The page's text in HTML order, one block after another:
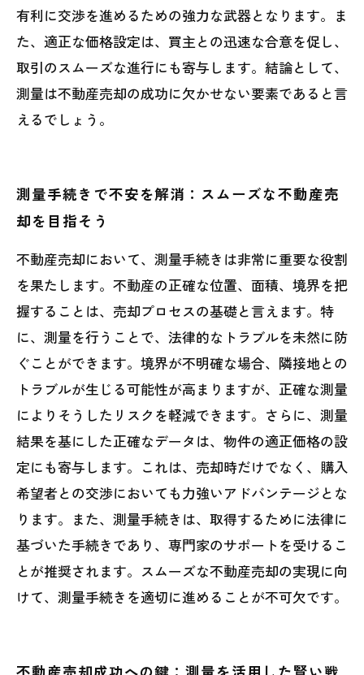
有利に交渉を進めるための強力な武器となります。ま
た、適正な価格設定は、買主との迅速な合意を促し、
取引のスムーズな進行にも寄与します。結論として、
測量は不動産売却の成功に欠かせない要素であると言
えるでしょう。
測量手続きで不安を解消：スムーズな不動産売
却を目指そう
不動産売却において、測量手続きは非常に重要な役割
を果たします。不動産の正確な位置、面積、境界を把
握することは、売却プロセスの基礎と言えます。特
に、測量を行うことで、法律的なトラブルを未然に防
ぐことができます。境界が不明確な場合、隣接地との
トラブルが生じる可能性が高まりますが、正確な測量
によりそうしたリスクを軽減できます。さらに、測量
結果を基にした正確なデータは、物件の適正価格の設
定にも寄与します。これは、売却時だけでなく、購入
希望者との交渉においても力強いアドバンテージとな
ります。また、測量手続きは、取得するために法律に
基づいた手続きであり、専門家のサポートを受けるこ
とが推奨されます。スムーズな不動産売却の実現に向
けて、測量手続きを適切に進めることが不可欠です。